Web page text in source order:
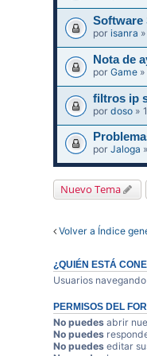
Software
porisanra
Nota de
porGame
filtros ip
pordoso »
porJaloga
Nuevo Tema
Volver a Índice
¿QUIÉN ESTÁ
Usuarios
PERMISOS DEL
No puedes abrir
No puedes
No puedes editar